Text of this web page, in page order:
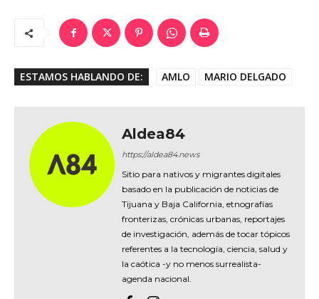
ESTAMOS HABLANDO DE: AMLO MARIO DELGADO
Aldea84
https://aldea84.news
Sitio para nativos y migrantes digitales
basado en la publicación de noticias de
Tijuana y Baja California, etnografías
fronterizas, crónicas urbanas, reportajes
de investigación, además de tocar tópicos
referentes a la tecnología, ciencia, salud y
la caótica -y no menos surrealista-
agenda nacional.